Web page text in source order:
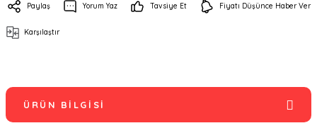
Paylaş Yorum Yaz Tavsiye Et Fiyatı Düşünce Haber Ver
Karşılaştır
ÜRÜN BILGISI